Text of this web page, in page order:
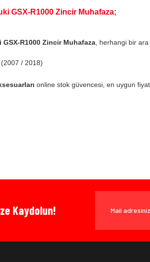
GSX-R1000 Zincir Muhafaza;
GSX-R1000 Zincir Muhafaza , herhangi bir
/ 2018)
online stok güvencesi, en uygun
bulunuyor.
alternatifler olmalı.
birlikte, satın alma tarihinden itibaren 14
Kaydolun!